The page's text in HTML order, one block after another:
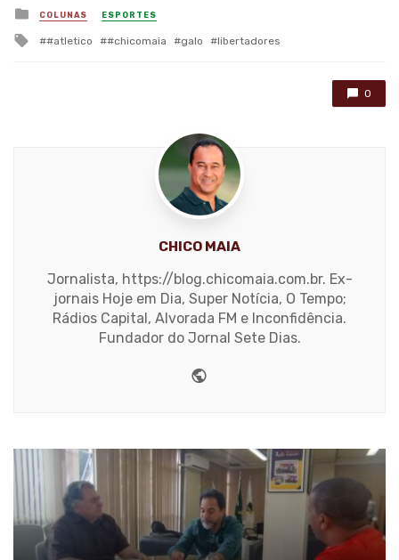
Posted
in
COLUNAS ESPORTES
Tagged
#atletico #chicomaia galo libertadores
0
CHICO MAIA
Jornalista, https://blog.chicomaia.com.br. Ex-
jornais Hoje em Dia, Super Notícia, O Tempo;
Rádios Capital, Alvorada FM e Inconfidência.
Fundador do Jornal Sete Dias.